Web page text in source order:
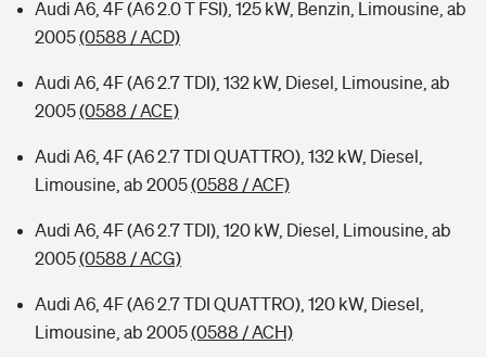
Audi A6, 4F (A6 2.0 T FSI), 125 kW, Benzin, Limousine, ab
2005(0588 / ACD)
Audi A6, 4F (A6 2.7 TDI), 132 kW, Diesel, Limousine, ab
2005(0588 / ACE)
Audi A6, 4F (A6 2.7 TDI QUATTRO), 132 kW, Diesel,
Limousine, ab 2005(0588 / ACF)
Audi A6, 4F (A6 2.7 TDI), 120 kW, Diesel, Limousine, ab
2005(0588 / ACG)
Audi A6, 4F (A6 2.7 TDI QUATTRO), 120 kW, Diesel,
Limousine, ab 2005(0588 / ACH)